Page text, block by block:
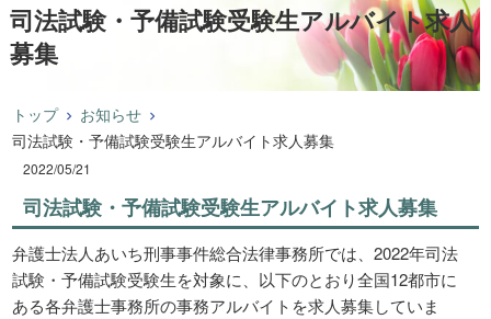
司法試験・予備試験受験生アルバイト求人
募集
トップ
お知らせ
司法試験・予備試験受験生アルバイト求人募集
2022/05/21
司法試験・予備試験受験生アルバイト求人募集
弁護士法人あいち刑事事件総合法律事務所では、2022年司法
試験・予備試験受験生を対象に、以下のとおり全国12都市に
ある各弁護士事務所の事務アルバイトを求人募集していま